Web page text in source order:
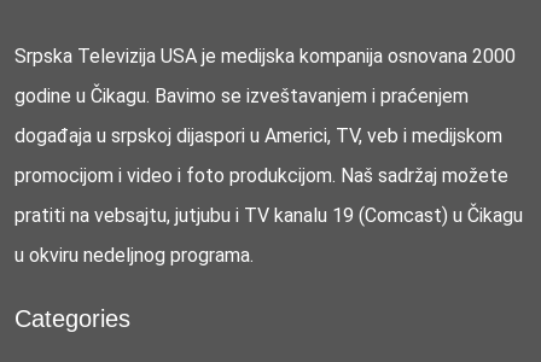
Srpska Televizija USA je medijska kompanija osnovana 2000
godine u Čikagu. Bavimo se izveštavanjem i praćenjem
događaja u srpskoj dijaspori u Americi, TV, veb i medijskom
promocijom i video i foto produkcijom. Naš sadržaj možete
pratiti na vebsajtu, jutjubu i TV kanalu 19 (Comcast) u Čikagu
u okviru nedeljnog programa.
Categories